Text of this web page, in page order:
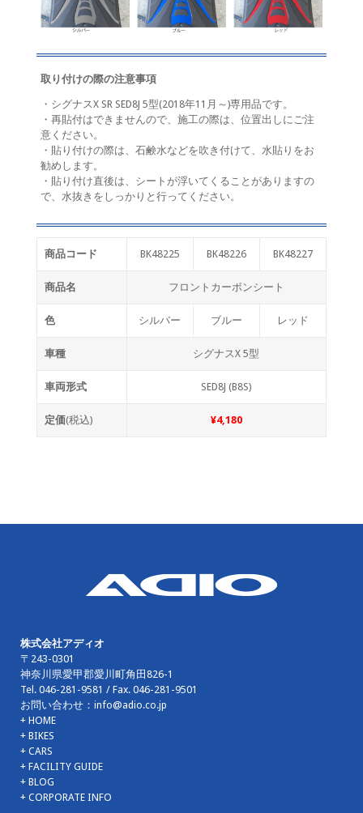
取り付けの際の注意事項
・シグナスX SR SED8J 5型(2018年11月～)専用品です。
・再貼付はできませんので、施工の際は、位置出しにご注
意ください。
・貼り付けの際は、石鹸水などを吹き付けて、水貼りをお
勧めします。
・貼り付け直後は、シートが浮いてくることがありますの
で、水抜きをしっかりと行ってください。
商品コード BK48225 BK48226 BK48227
商品名 フロントカーボンシート
色 シルバー ブルー レッド
車種 シグナスX 5型
車両形式 SED8J (B8S)
定価(税込) ¥4,180
株式会社アディオ
〒243-0301
神奈川県愛甲郡愛川町角田826-1
Tel.046-281-9581 / Fax.046-281-9501
お問い合わせ：info@adio.co.jp
+ HOME
+ BIKES
+ CARS
+ FACILITY GUIDE
+ BLOG
+ CORPORATE INFO